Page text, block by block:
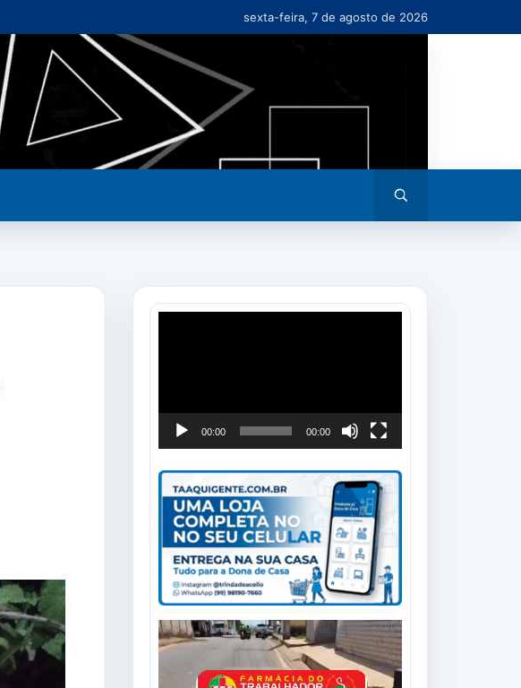
sexta-feira, 7 de agosto de 2026
busca
00:00 00:00
Tocador
de
vídeo